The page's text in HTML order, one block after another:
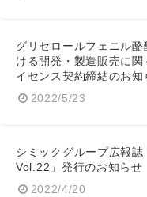
グリセロールフェニル酪
ける開発・製造販売に関
イセンス契約締結のお知
2022/5/23
シミックグループ広報
Vol.22」発行のお知らせ
2022/4/20